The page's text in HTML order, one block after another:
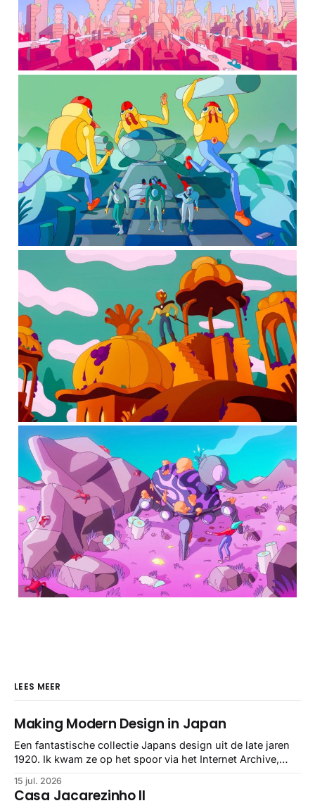
LEES MEER
Making Modern Design in Japan
Een fantastische collectie Japans design uit de late jaren
1920. Ik kwam ze op het spoor via het Internet Archive,
gebundeld in een: boek ✨ Daarin hebben ze alle scans een
stuk netter getrokken, maar op deze manier vind ik ze er
15 jul. 2026
Casa Jacarezinho II